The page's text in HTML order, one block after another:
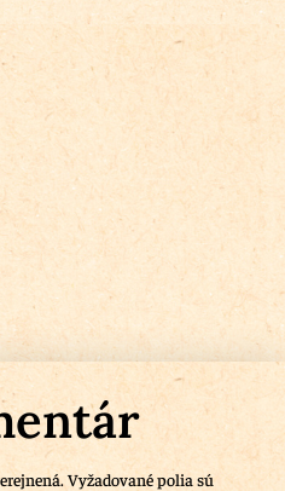
Vyžadované polia sú